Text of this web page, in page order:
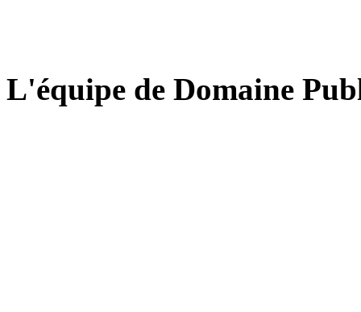
L'équipe de Domaine